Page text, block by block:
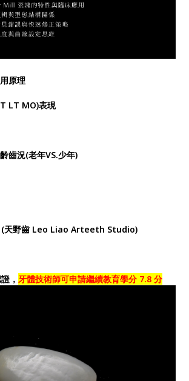
原理
LT MO)表現
齒況(老年VS.少年)
(天野齒 Leo Liao Arteeth Studio)
， 牙體技術師可申請繼續教育學分 7.8 分